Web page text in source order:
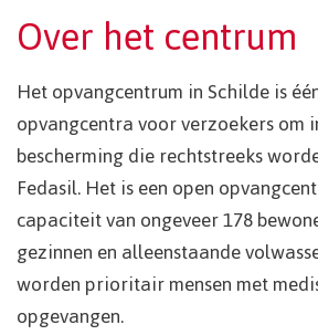
Over het centrum
Het opvangcentrum in Schilde is
opvangcentra voor verzoekers
bescherming die rechtstreeks
Fedasil. Het is een open
capaciteit van ongeveer 178
gezinnen en alleenstaande
worden prioritair mensen met
opgevangen.